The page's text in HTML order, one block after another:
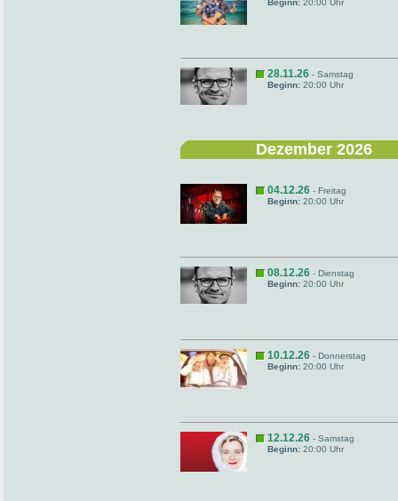
Beginn: 20:00 Uhr
28.11.26 - Samstag
Beginn: 20:00 Uhr
Dezember 2026
04.12.26 - Freitag
Beginn: 20:00 Uhr
08.12.26 - Dienstag
Beginn: 20:00 Uhr
10.12.26 - Donnerstag
Beginn: 20:00 Uhr
12.12.26 - Samstag
Beginn: 20:00 Uhr